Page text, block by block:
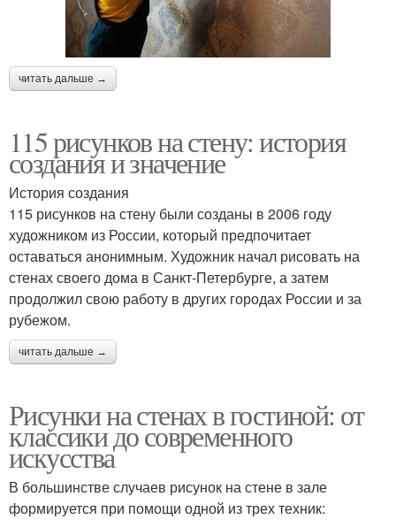
читать дальше →
115 рисунков на стену: история
создания и значение
История создания
115 рисунков на стену были созданы в 2006 году
художником из России, который предпочитает
оставаться анонимным. Художник начал рисовать на
стенах своего дома в Санкт-Петербурге, а затем
продолжил свою работу в других городах России и за
рубежом.
читать дальше →
Рисунки на стенах в гостиной: от
классики до современного
искусства
В большинстве случаев рисунок на стене в зале
формируется при помощи одной из трех техник: